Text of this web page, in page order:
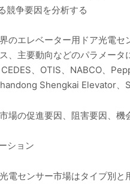
競争要因を分析する
のエレベーター用ドア光電
、主要動向などのパラメー
、OTIS、NABCO、
Shengkai Elevator、
場の促進要因、阻害要因、
ション
電センサー市場はタイプ別